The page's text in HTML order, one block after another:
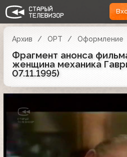
Архив ОРТ Оформление
Фрагмент анонса
женщина механика
07.11.1995)